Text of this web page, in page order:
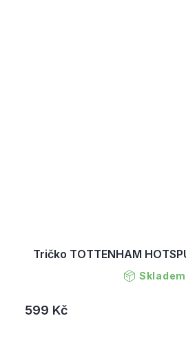
Tričko TOTTENHAM
Skladem
599 Kč